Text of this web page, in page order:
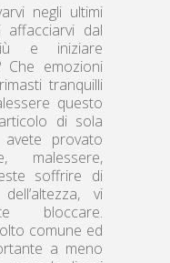
negli ultimi
dal
e iniziare
Che emozioni
tranquilli
questo
di sola
provato
malessere,
soffrire di
vi
bloccare.
comune ed
a meno